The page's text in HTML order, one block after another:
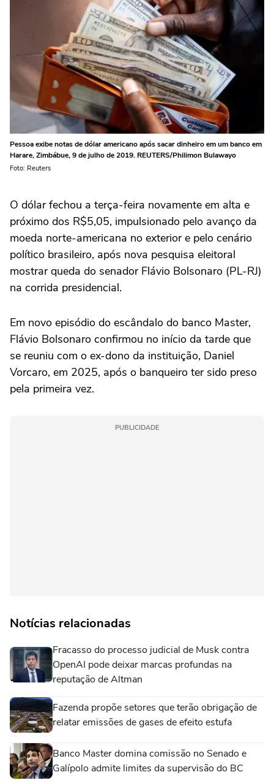
Pessoa exibe notas de dólar americano após sacar dinheiro em um banco em
Harare, Zimbábue, 9 de julho de 2019. REUTERS/Philimon Bulawayo
Foto: Reuters
O dólar fechou a terça-feira novamente em alta e
‌próximo dos R$5,05, impulsionado pelo avanço da
moeda norte-americana no exterior e pelo cenário
político brasileiro, após nova pesquisa eleitoral
mostrar queda do senador Flávio Bolsonaro (PL-RJ)
na corrida presidencial.
Em novo episódio do escândalo do banco Master,
Flávio Bolsonaro confirmou no início da tarde que
se reuniu com o ex-dono da instituição, Daniel
Vorcaro, em 2025, após o banqueiro ter sido preso
pela primeira vez.
PUBLICIDADE
Notícias relacionadas
Fracasso do processo judicial de Musk contra
OpenAI pode deixar marcas profundas na
reputação de Altman
Fazenda propõe setores que terão obrigação de
relatar emissões de gases de efeito estufa
Banco Master domina comissão no Senado e
Galípolo admite limites da supervisão do BC